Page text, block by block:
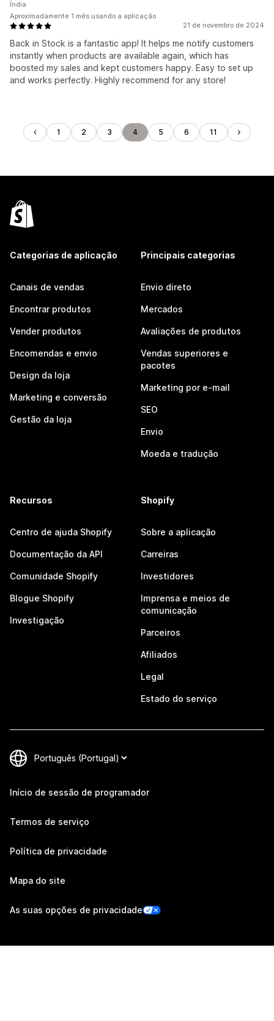
21 de novembro de 2024
Back in Stock is a fantastic app! It helps me notify customers
instantly when products are available again, which has
boosted my sales and kept customers happy. Easy to set up
and works perfectly. Highly recommend for any store!
Índia
Aproximadamente 1 mês usando a aplicação
1 2 3 4 5 6 11
Categorias de aplicação
Canais de vendas
Encontrar produtos
Vender produtos
Encomendas e envio
Design da loja
Marketing e conversão
Gestão da loja
Principais categorias
Envio direto
Mercados
Avaliações de produtos
Vendas superiores e
pacotes
Marketing por e-mail
SEO
Envio
Moeda e tradução
Recursos
Centro de ajuda Shopify
Documentação da API
Comunidade Shopify
Blogue Shopify
Investigação
Shopify
Sobre a aplicação
Carreiras
Investidores
Imprensa e meios de
comunicação
Parceiros
Afiliados
Legal
Estado do serviço
Início de sessão de programador
Termos de serviço
Política de privacidade
Mapa do site
As suas opções de privacidade